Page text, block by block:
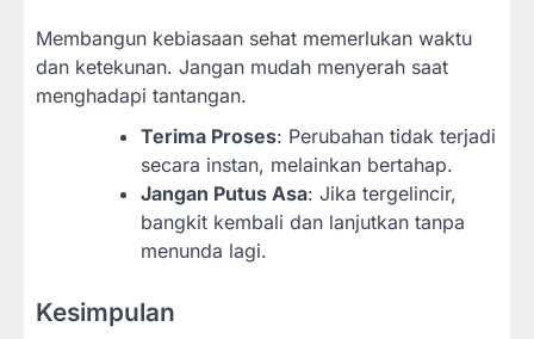
Membangun kebiasaan sehat memerlukan waktu
dan ketekunan. Jangan mudah menyerah saat
menghadapi tantangan.
Terima Proses: Perubahan tidak terjadi
secara instan, melainkan bertahap.
Jangan Putus Asa: Jika tergelincir,
bangkit kembali dan lanjutkan tanpa
menunda lagi.
Kesimpulan